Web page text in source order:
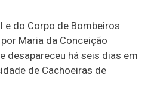
e do Corpo de Bombeiros
Maria da Conceição
desapareceu há seis dias em
de Cachoeiras de